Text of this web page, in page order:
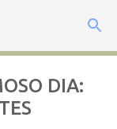
DIA: